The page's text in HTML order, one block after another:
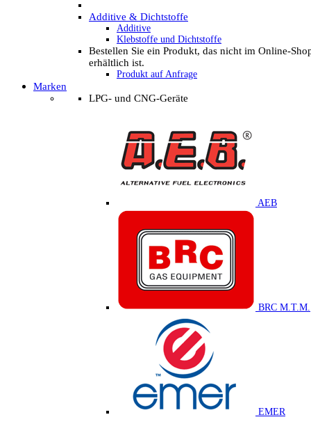
Additive & Dichtstoffe
Additive
Klebstoffe und Dichtstoffe
Bestellen Sie ein Produkt, das nicht im Online-
erhältlich ist.
Produkt auf Anfrage
Marken
LPG- und CNG-Geräte
AEB
BRC M.T.M.
EMER